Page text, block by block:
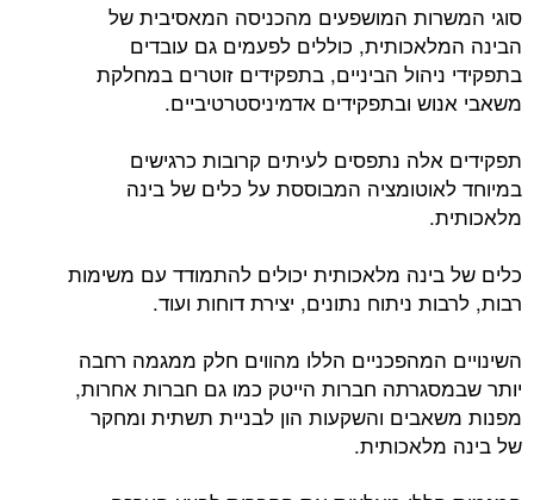
סוגי המשרות המושפעים מהכניסה המאסיבית של
הבינה המלאכותית, כוללים לפעמים גם עובדים
בתפקידי ניהול הביניים, בתפקידים זוטרים במחלקת
משאבי אנוש ובתפקידים אדמיניסטרטיביים.
תפקידים אלה נתפסים לעיתים קרובות כרגישים
במיוחד לאוטומציה המבוססת על כלים של בינה
מלאכותית.
כלים של בינה מלאכותית יכולים להתמודד עם משימות
רבות, לרבות ניתוח נתונים, יצירת דוחות ועוד.
השינויים המהפכניים הללו מהווים חלק ממגמה רחבה
יותר שבמסגרתה חברות הייטק כמו גם חברות אחרות,
מפנות משאבים והשקעות הון לבניית תשתית ומחקר
של בינה מלאכותית.